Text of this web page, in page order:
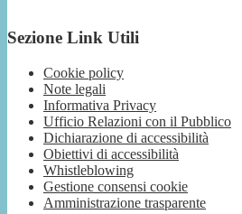
Sezione Link Utili
Cookie policy
Note legali
Informativa Privacy
Ufficio Relazioni con il Pubblico
Dichiarazione di accessibilità
Obiettivi di accessibilità
Whistleblowing
Gestione consensi cookie
Amministrazione trasparente